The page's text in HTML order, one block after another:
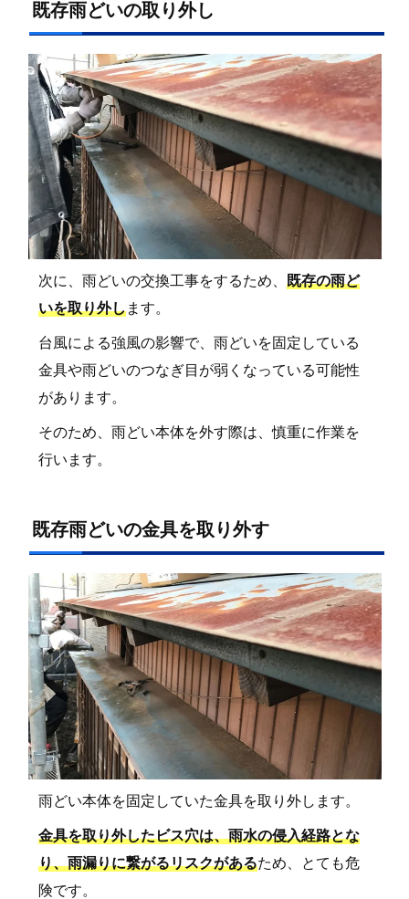
既存雨どいの取り外し
次に、雨どいの交換工事をするため、 既存の雨ど
いを取り外します。
台風による強風の影響で、雨どいを固定している
金具や雨どいのつなぎ目が弱くなっている可能性
があります。
そのため、雨どい本体を外す際は、慎重に作業を
行います。
既存雨どいの金具を取り外す
雨どい本体を固定していた金具を取り外します。
金具を取り外したビス穴は、雨水の侵入経路とな
り、雨漏りに繋がるリスクがあるため、とても危
険です。